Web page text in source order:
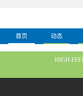
首页 动态
HIGH